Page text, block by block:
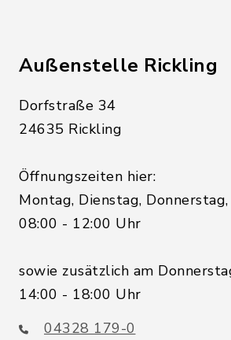
Außenstelle Rickling
Dorfstraße 34
24635 Rickling
Öffnungszeiten hier:
Montag, Dienstag,
08:00 - 12:00 Uhr
sowie zusätzlich am
14:00 - 18:00 Uhr
04328 179-0